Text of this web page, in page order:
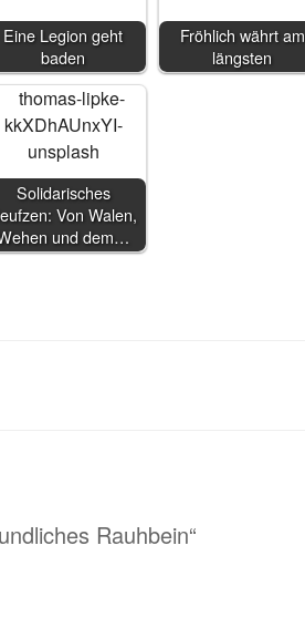
Eine Legion geht
baden
Fröhlich währt am
längsten
Solidarisches
Von Walen,
und dem…
Rauhbein“